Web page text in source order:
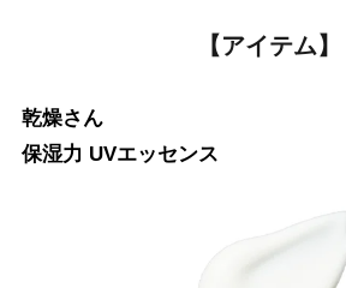
【アイテム】
乾燥さん
保湿力 UVエッセンス